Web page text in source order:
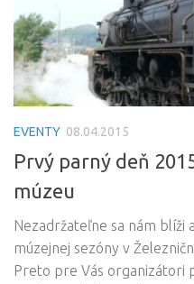
EVENTY 08.04.2015
Prvý parný deň
múzeu
Nezadržateľne sa nám blíži
múzejnej sezóny v
Preto pre Vás organizátori